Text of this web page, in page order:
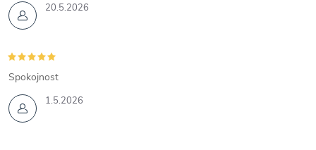
20.5.2026
1.5.2026
Spokojnost